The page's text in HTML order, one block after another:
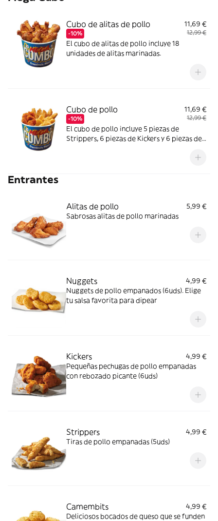
Cubo de alitas de pollo
-10%
11,69 €
12,99 €
El cubo de alitas de pollo incluye 18
unidades de alitas marinadas.
Cubo de pollo
-10%
11,69 €
12,99 €
El cubo de pollo incluye 5 piezas de
Strippers, 6 piezas de Kickers y 6 piezas de
Entrantes
Alitas de pollo
5,99 €
Sabrosas alitas de pollo marinadas
Nuggets
4,99 €
Nuggets de pollo empanados (6uds). Elige
tu salsa favorita para dipear
Kickers
4,99 €
Pequeñas pechugas de pollo empanadas
con rebozado picante (6uds)
Strippers
4,99 €
Tiras de pollo empanadas (5uds)
Camembits
4,99 €
Deliciosos bocados de queso que se funden